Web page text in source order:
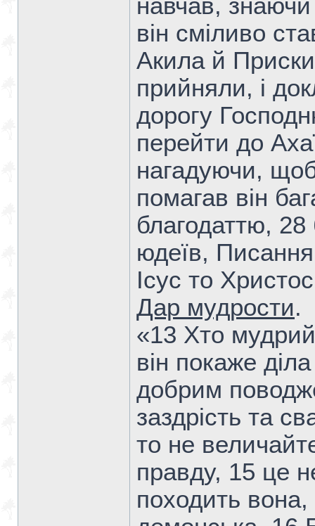
навчав,
він сміливо
Акила й
прийняли, і
дорогу
перейти до
нагадуючи,
помагав він
благодаттю,
юдеїв,
Ісус то
Дар мудрости.
«13 Хто
він покаже
добрим
заздрість та
то не
правду, 15 це
походить